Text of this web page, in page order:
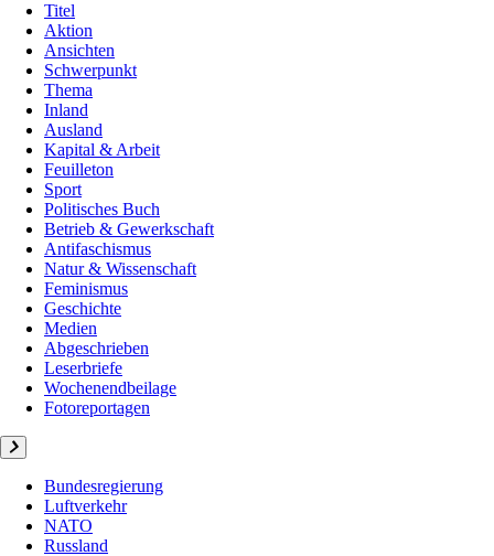
Titel
Aktion
Ansichten
Schwerpunkt
Thema
Inland
Ausland
Kapital & Arbeit
Feuilleton
Sport
Politisches Buch
Betrieb & Gewerkschaft
Antifaschismus
Natur & Wissenschaft
Feminismus
Geschichte
Medien
Abgeschrieben
Leserbriefe
Wochenendbeilage
Fotoreportagen
Bundesregierung
Luftverkehr
NATO
Russland